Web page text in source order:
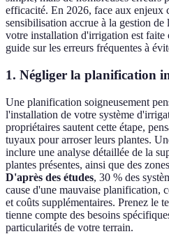
efficacité. En 2026, face aux enjeux
sensibilisation accrue à la gestion
votre installation d'irrigation est faite
guide sur les erreurs fréquentes à
1. Négliger la planification
Une planification soigneusement
l'installation de votre système
propriétaires sautent cette étape,
tuyaux pour arroser leurs plantes.
inclure une analyse détaillée de la
plantes présentes, ainsi que des
D'après des études, 30 % des
cause d'une mauvaise planification,
et coûts supplémentaires. Prenez le
tienne compte des besoins
particularités de votre terrain.